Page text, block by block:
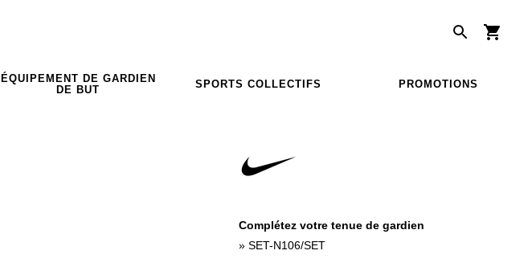
ÉQUIPEMENT DE GARDIEN
DE BUT
SPORTS COLLECTIFS PROMOTIONS
Complétez votre tenue de gardien
» SET-N106/SET